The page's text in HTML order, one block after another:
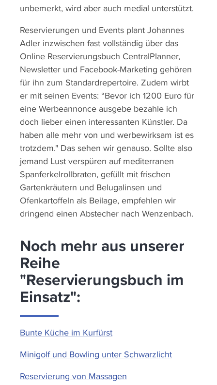
unbemerkt, wird aber auch medial unterstützt.
Reservierungen und Events plant Johannes
Adler inzwischen fast vollständig über das
Online Reservierungsbuch CentralPlanner,
Newsletter und Facebook-Marketing gehören
für ihn zum Standardrepertoire. Zudem wirbt
er mit seinen Events: “Bevor ich 1200 Euro für
eine Werbeannonce ausgebe bezahle ich
doch lieber einen interessanten Künstler. Da
haben alle mehr von und werbewirksam ist es
trotzdem." Das sehen wir genauso. Sollte also
jemand Lust verspüren auf mediterranen
Spanferkelrollbraten, gefüllt mit frischen
Gartenkräutern und Belugalinsen und
Ofenkartoffeln als Beilage, empfehlen wir
dringend einen Abstecher nach Wenzenbach.
Noch mehr aus unserer
Reihe
"Reservierungsbuch im
Einsatz":
Bunte Küche im Kurfürst
Minigolf und Bowling unter Schwarzlicht
Reservierung von Massagen